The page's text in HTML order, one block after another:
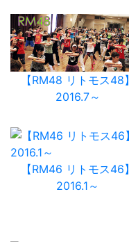
【RM48 リトモス48】
2016.7～
【RM46 リトモス46】
2016.1～